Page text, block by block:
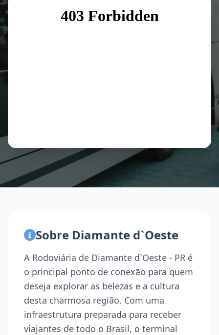
Sobre Diamante d`Oeste
A Rodoviária de Diamante d`Oeste - PR é
o principal ponto de conexão para quem
deseja explorar as belezas e a cultura
desta charmosa região. Com uma
infraestrutura preparada para receber
viajantes de todo o Brasil, o terminal